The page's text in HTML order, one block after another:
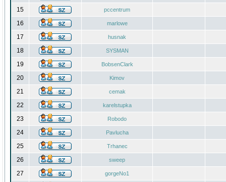
15 pccentrum
16 marlowe
17 husnak
18 SYSMAN
19 BobsenClark
20 Kimov
21 cemak
22 karelstupka
23 Robodo
24 Pavlucha
25 Trhanec
26 sweep
27 gorgeNo1